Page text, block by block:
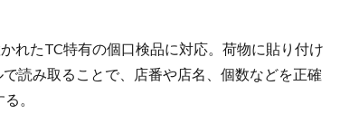
れたTC特有の個口検品に対応。荷物に貼り付け
読み取ることで、店番や店名、個数などを正確
。